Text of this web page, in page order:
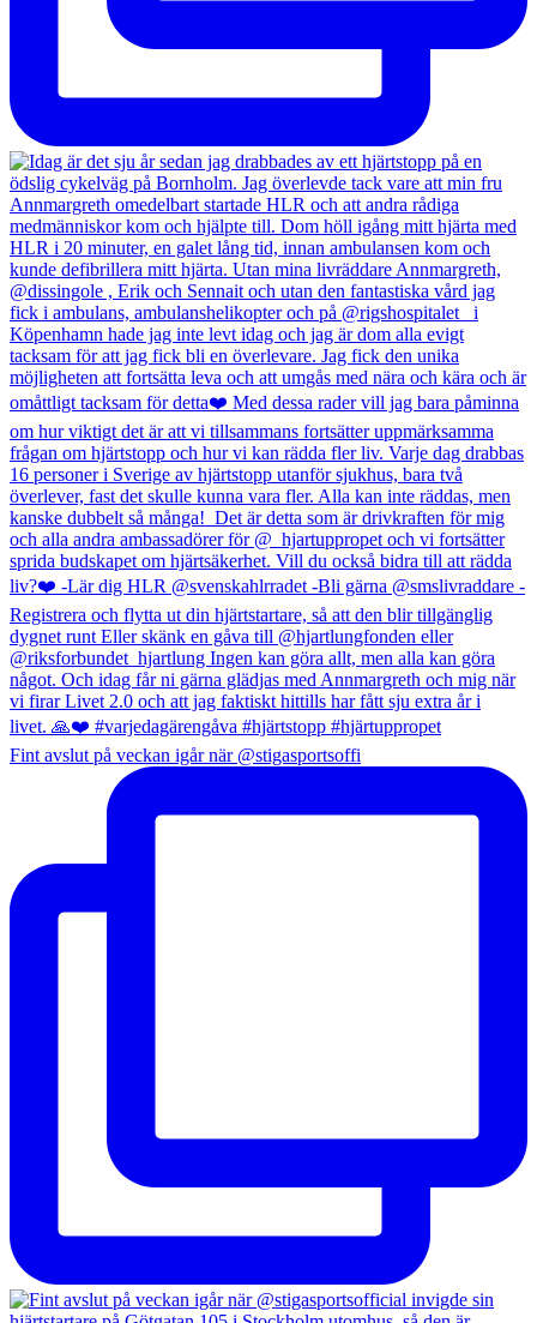
Fint avslut på veckan igår när @stigasportsoffi